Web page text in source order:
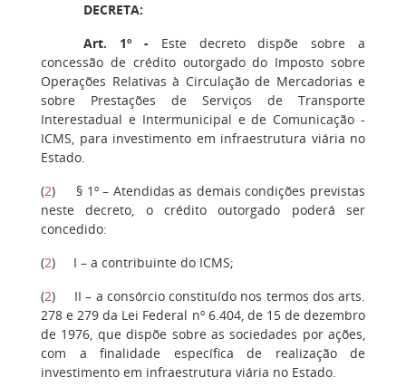
DECRETA:
Art. 1º - Este decreto dispõe sobre a
concessão de crédito outorgado do Imposto sobre
Operações Relativas à Circulação de Mercadorias e
sobre Prestações de Serviços de Transporte
Interestadual e Intermunicipal e de Comunicação -
ICMS, para investimento em infraestrutura viária no
Estado.
(2) § 1º – Atendidas as demais condições previstas
neste decreto, o crédito outorgado poderá ser
concedido:
(2) I – a contribuinte do ICMS;
(2) II – a consórcio constituído nos termos dos arts.
278 e 279 da Lei Federal nº 6.404, de 15 de dezembro
de 1976, que dispõe sobre as sociedades por ações,
com a finalidade específica de realização de
investimento em infraestrutura viária no Estado.